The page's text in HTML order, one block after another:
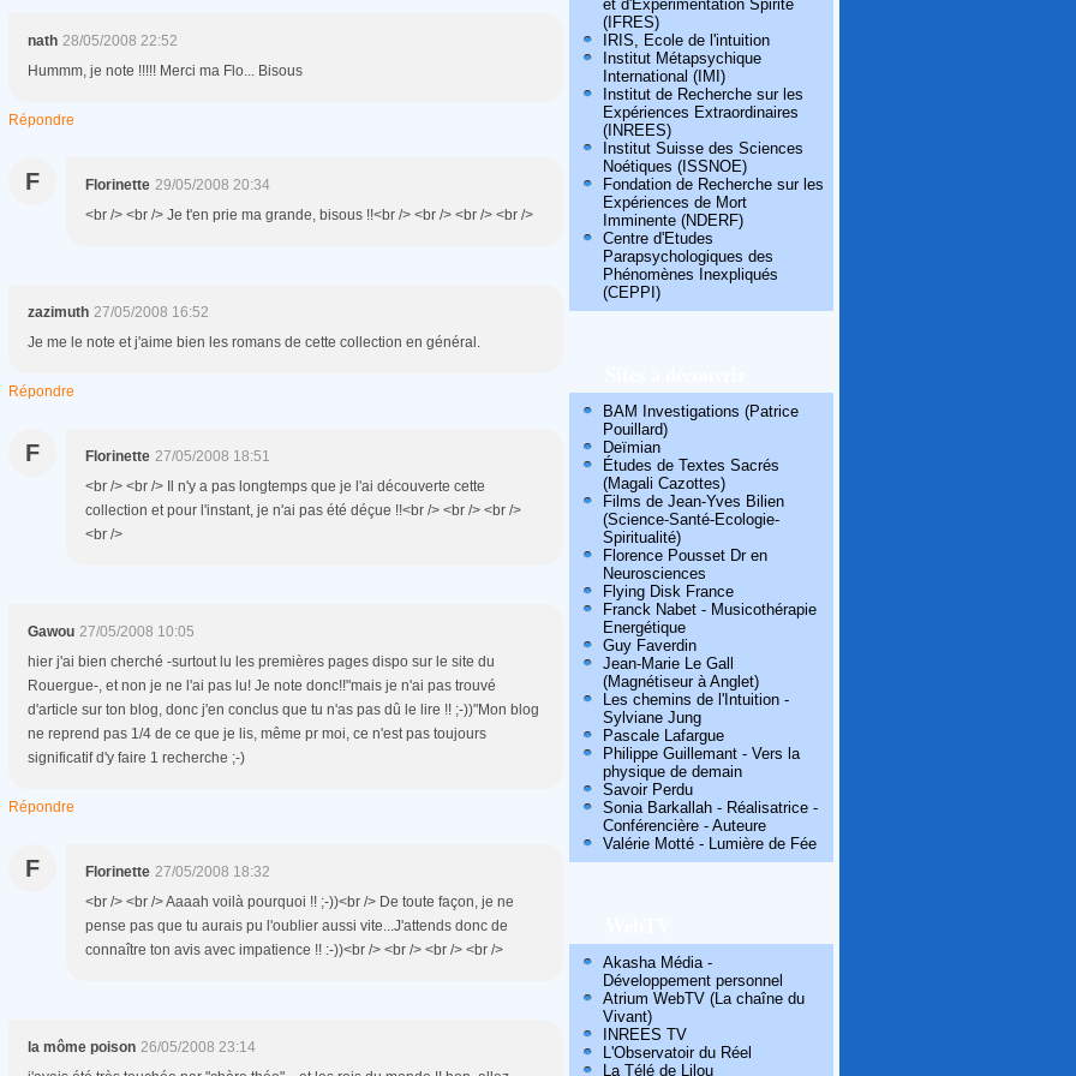
nath 28/05/2008 22:52
Hummm, je note !!!!! Merci ma Flo... Bisous
Répondre
F Florinette 29/05/2008 20:34
<br /> <br /> Je t'en prie ma grande, bisous !!<br /> <br /> <br /> <br />
zazimuth 27/05/2008 16:52
Je me le note et j'aime bien les romans de cette collection en général.
Répondre
F Florinette 27/05/2008 18:51
<br /> <br /> Il n'y a pas longtemps que je l'ai découverte cette
collection et pour l'instant, je n'ai pas été déçue !!<br /> <br /> <br />
<br />
Gawou 27/05/2008 10:05
hier j'ai bien cherché -surtout lu les premières pages dispo sur le site du
Rouergue-, et non je ne l'ai pas lu! Je note donc!!"mais je n'ai pas trouvé
d'article sur ton blog, donc j'en conclus que tu n'as pas dû le lire !! ;-))"Mon blog
ne reprend pas 1/4 de ce que je lis, même pr moi, ce n'est pas toujours
significatif d'y faire 1 recherche ;-)
Répondre
F Florinette 27/05/2008 18:32
<br /> <br /> Aaaah voilà pourquoi !! ;-))<br /> De toute façon, je ne
pense pas que tu aurais pu l'oublier aussi vite...J'attends donc de
connaître ton avis avec impatience !! :-))<br /> <br /> <br /> <br />
la môme poison 26/05/2008 23:14
et d'Expérimentation Spirite
(IFRES)
IRIS, Ecole de l'intuition
Institut Métapsychique
International (IMI)
Institut de Recherche sur les
Expériences Extraordinaires
(INREES)
Institut Suisse des Sciences
Noétiques (ISSNOE)
Fondation de Recherche sur les
Expériences de Mort
Imminente (NDERF)
Centre d'Etudes
Parapsychologiques des
Phénomènes Inexpliqués
(CEPPI)
BAM Investigations (Patrice
Pouillard)
Deïmian
Études de Textes Sacrés
(Magali Cazottes)
Films de Jean-Yves Bilien
(Science-Santé-Ecologie-
Spiritualité)
Florence Pousset Dr en
Neurosciences
Flying Disk France
Franck Nabet - Musicothérapie
Energétique
Guy Faverdin
Jean-Marie Le Gall
(Magnétiseur à Anglet)
Les chemins de l'Intuition -
Sylviane Jung
Pascale Lafargue
Philippe Guillemant - Vers la
physique de demain
Savoir Perdu
Sonia Barkallah - Réalisatrice -
Conférencière - Auteure
Valérie Motté - Lumière de Fée
Akasha Média -
Développement personnel
Atrium WebTV (La chaîne du
Vivant)
INREES TV
L'Observatoir du Réel
La Télé de Lilou